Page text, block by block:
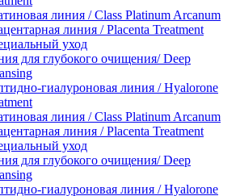
линия / Class Platinum Arcanum
линия / Placenta Treatment
уход
для глубокого очищения/ Deep
гиалуроновая линия / Hyalorone
линия / Class Platinum Arcanum
линия / Placenta Treatment
уход
для глубокого очищения/ Deep
гиалуроновая линия / Hyalorone